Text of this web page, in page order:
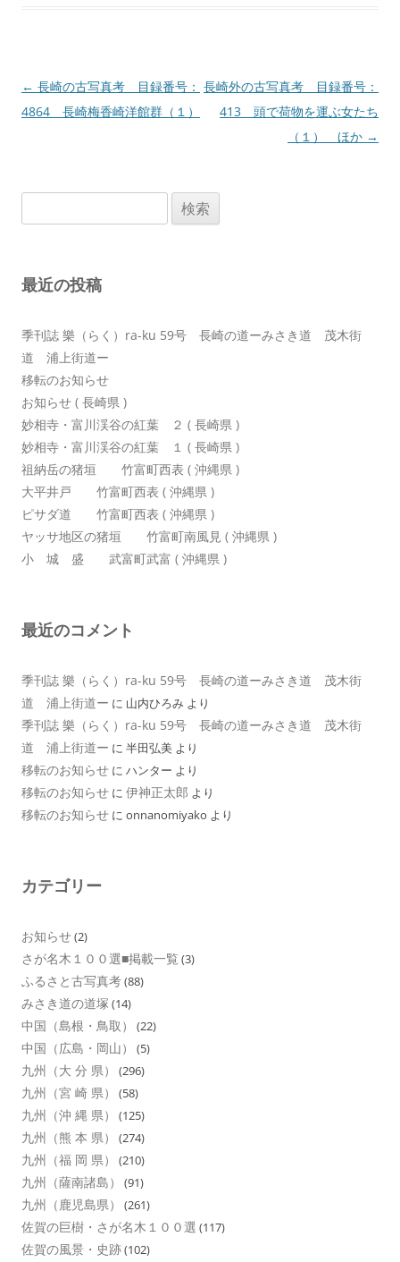
投
稿
ン
← 長崎の古写真考 目録番号：
4864 長崎梅香崎洋館群（１）
長崎外の古写真考 目録番号：
413 頭で荷物を運ぶ女たち
（１） ほか →
索:
最近の投稿
季刊誌 樂（らく）ra-ku 59号 長崎の道ーみさき道 茂木街
道 浦上街道ー
移転のお知らせ
お知らせ ( 長崎県 )
妙相寺・富川渓谷の紅葉 ２ ( 長崎県 )
妙相寺・富川渓谷の紅葉 １ ( 長崎県 )
祖納岳の猪垣 竹富町西表 ( 沖縄県 )
大平井戸 竹富町西表 ( 沖縄県 )
ピサダ道 竹富町西表 ( 沖縄県 )
ヤッサ地区の猪垣 竹富町南風見 ( 沖縄県 )
小 城 盛 武富町武富 ( 沖縄県 )
最近のコメント
季刊誌 樂（らく）ra-ku 59号 長崎の道ーみさき道 茂木街
道 浦上街道ー に 山内ひろみ より
季刊誌 樂（らく）ra-ku 59号 長崎の道ーみさき道 茂木街
道 浦上街道ー に 半田弘美 より
移転のお知らせ に ハンター より
移転のお知らせ に 伊神正太郎 より
移転のお知らせ に onnanomiyako より
カテゴリー
お知らせ(2)
さが名木１００選■掲載一覧 (3)
ふるさと古写真考(88)
みさき道の道塚 (14)
中国（島根・鳥取） (22)
中国（広島・岡山） (5)
九州（大 分 県） (296)
九州（宮 崎 県） (58)
九州（沖 縄 県） (125)
九州（熊 本 県） (274)
九州（福 岡 県） (210)
九州（薩南諸島） (91)
九州（鹿児島県） (261)
佐賀の巨樹・さが名木１００選 (117)
佐賀の風景・史跡(102)